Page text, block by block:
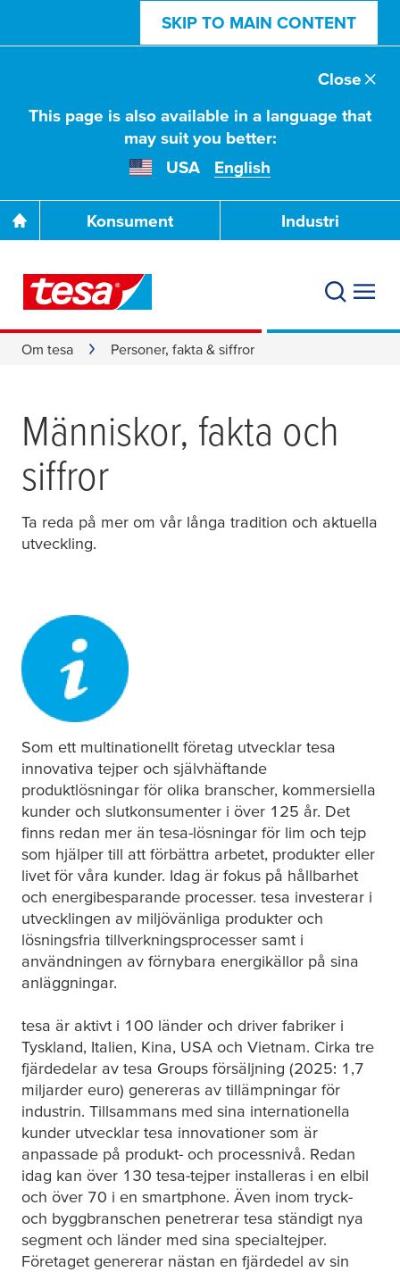
SKIP TO MAIN CONTENT
This page is also available in a language that
may suit you better:
USA
English
Close
Konsument Industri
Om tesa Personer, fakta & siffror
Människor, fakta och
siffror
Ta reda på mer om vår långa tradition och aktuella
utveckling.
Som ett multinationellt företag utvecklar tesa
innovativa tejper och självhäftande
produktlösningar för olika branscher, kommersiella
kunder och slutkonsumenter i över 125 år. Det
finns redan mer än tesa-lösningar för lim och tejp
som hjälper till att förbättra arbetet, produkter eller
livet för våra kunder. Idag är fokus på hållbarhet
och energibesparande processer. tesa investerar i
utvecklingen av miljövänliga produkter och
lösningsfria tillverkningsprocesser samt i
användningen av förnybara energikällor på sina
anläggningar.
tesa är aktivt i 100 länder och driver fabriker i
Tyskland, Italien, Kina, USA och Vietnam. Cirka tre
fjärdedelar av tesa Groups försäljning (2025: 1,7
miljarder euro) genereras av tillämpningar för
industrin. Tillsammans med sina internationella
kunder utvecklar tesa innovationer som är
anpassade på produkt- och processnivå. Redan
idag kan över 130 tesa-tejper installeras i en elbil
och över 70 i en smartphone. Även inom tryck-
och byggbranschen penetrerar tesa ständigt nya
segment och länder med sina specialtejper.
Företaget genererar nästan en fjärdedel av sin